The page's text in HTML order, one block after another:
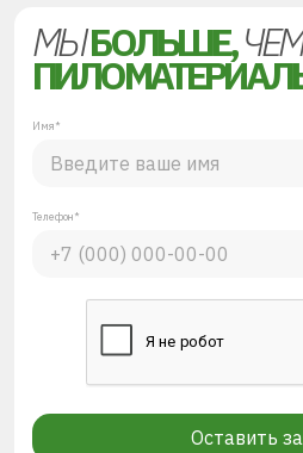
МЫБОЛЬШЕ,ЧЕМ
Имя*
Телефон*
Оставить